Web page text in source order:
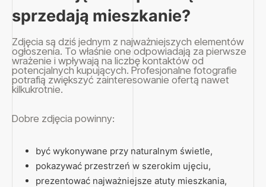
sprzedają mieszkanie?
Zdjęcia są dziś jednym z najważniejszych elementów
ogłoszenia. To właśnie one odpowiadają za pierwsze
wrażenie i wpływają na liczbę kontaktów od
potencjalnych kupujących. Profesjonalne fotografie
potrafią zwiększyć zainteresowanie ofertą nawet
kilkukrotnie.
Dobre zdjęcia powinny:
być wykonywane przy naturalnym świetle,
pokazywać przestrzeń w szerokim ujęciu,
prezentować najważniejsze atuty mieszkania,